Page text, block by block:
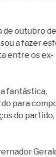
outubro
a fazer
entre os ex-
fantástica,
para
do